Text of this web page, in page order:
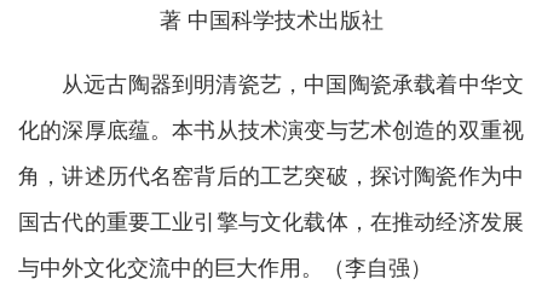
著 中国科学技术出版社
从远古陶器到明清瓷艺，中国陶瓷承载着中华文
化的深厚底蕴。本书从技术演变与艺术创造的双重视
角，讲述历代名窑背后的工艺突破，探讨陶瓷作为中
国古代的重要工业引擎与文化载体，在推动经济发展
与中外文化交流中的巨大作用。（李自强）